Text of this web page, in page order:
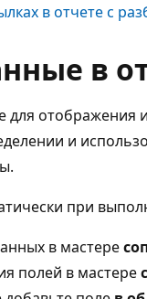
в отчете с
в
для отображения
и
при
в мастере
полей в мастере